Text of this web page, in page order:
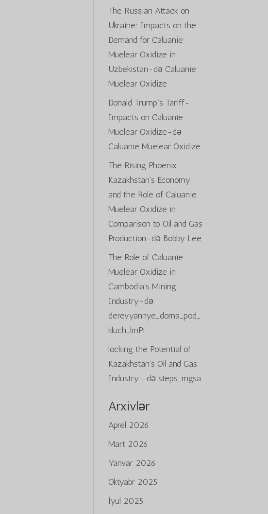
The Russian Attack on
Ukraine: Impacts on the
Demand for Caluanie
Muelear Oxidize in
Uzbekistan-də Caluanie
Muelear Oxidize
Donald Trump’s Tariff-
Impacts on Caluanie
Muelear Oxidize-də
Caluanie Muelear Oxidize
The Rising Phoenix:
Kazakhstan’s Economy
and the Role of Caluanie
Muelear Oxidize in
Comparison to Oil and Gas
Production-də Bobby Lee
The Role of Caluanie
Muelear Oxidize in
Cambodia’s Mining
Industry-də
derevyannye_doma_pod_
kluch_lmPi
locking the Potential of
Kazakhstan’s Oil and Gas
Industry: -də steps_mgsa
Arxivlər
Aprel 2026
Mart 2026
Yanvar 2026
Oktyabr 2025
İyul 2025